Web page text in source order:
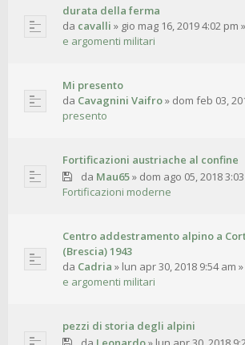
durata della ferma
da cavalli » gio mag 16, 2019 4:02 pm
e argomenti militari
Mi presento
da Cavagnini Vaifro» dom feb 03,
presento
Fortificazioni austriache al confine
da Mau65» dom ago 05, 2018
Fortificazioni moderne
Centro addestramento alpino a
(Brescia) 1943
da Cadria » lun apr 30, 2018 9:54 am
e argomenti militari
pezzi di storia degli alpini